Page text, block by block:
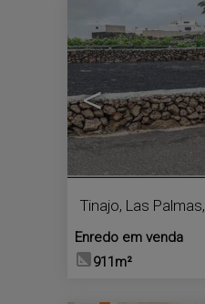
<
Tinajo, Las
Enredo em venda
911m²